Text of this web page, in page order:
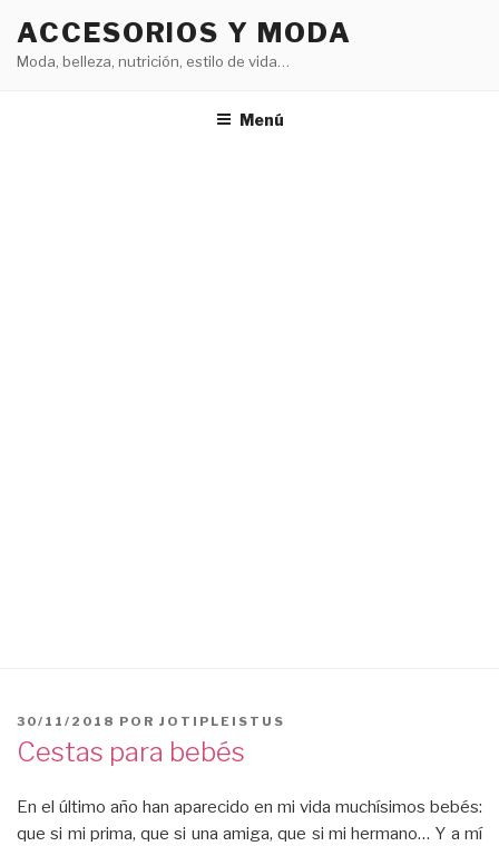
contenido
ACCESORIOS Y MODA
Moda, belleza, nutrición, estilo de vida…
Menú
PUBLICADO
EL
30/11/2018 POR JOTIPLEISTUS
Cestas para bebés
En el último año han aparecido en mi vida muchísimos bebés:
que si mi prima, que si una amiga, que si mi hermano… Y a mí